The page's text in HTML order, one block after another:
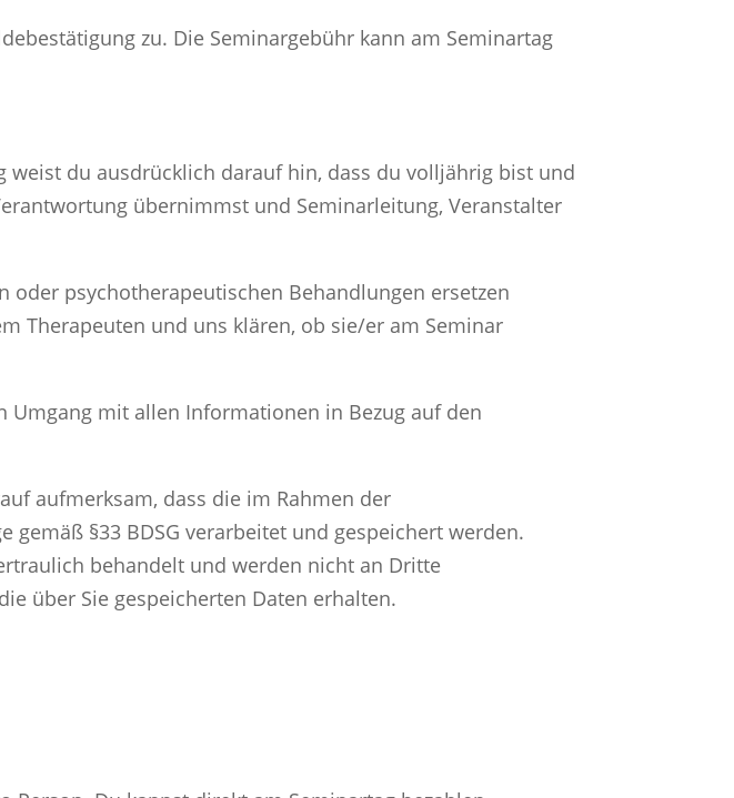
zu. Die Seminargebühr kann am Seminartag
du ausdrücklich darauf hin, dass du volljährig bist und
übernimmst und Seminarleitung, Veranstalter
psychotherapeutischen Behandlungen ersetzen
Therapeuten und uns klären, ob sie/er am Seminar
mit allen Informationen in Bezug auf den
aufmerksam, dass die im Rahmen der
§33 BDSG verarbeitet und gespeichert werden.
behandelt und werden nicht an Dritte
über Sie gespeicherten Daten erhalten.